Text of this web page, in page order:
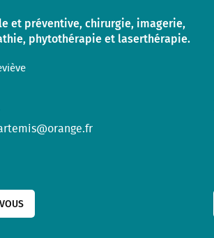
et préventive, chirurgie, imagerie,
phytothérapie et laserthérapie.